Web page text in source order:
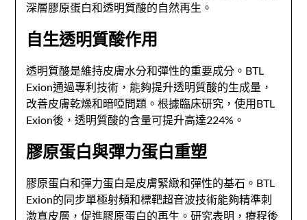
深層膠原蛋白和透明質酸的自然再生。
自生透明質酸作用
透明質酸是維持皮膚水分和彈性的重要成分。BTL
Exion通過專利技術，能夠提升透明質酸的生成量，
改善皮膚乾燥和暗啞問題。根據臨床研究，使用BTL
Exion後，透明質酸的含量可提升高達224%。
膠原蛋白與彈力蛋白重塑
膠原蛋白和彈力蛋白是皮膚緊緻和彈性的基石。BTL
Exion的同步單極射頻和標靶超音波技術能夠精準刺
激真皮層，促進膠原蛋白的再生。研究表明，療程後